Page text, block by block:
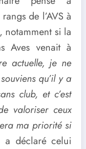
de l’AVS à
notamment si la
Aves venait à
actuelle, je ne
qu’il y a
club, et c’est
valoriser ceux
ma priorité si
a déclaré celui